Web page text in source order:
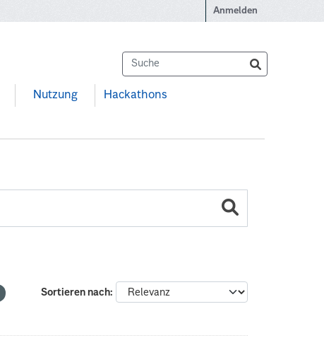
Anmelden
Nutzung Hackathons
Sortieren nach